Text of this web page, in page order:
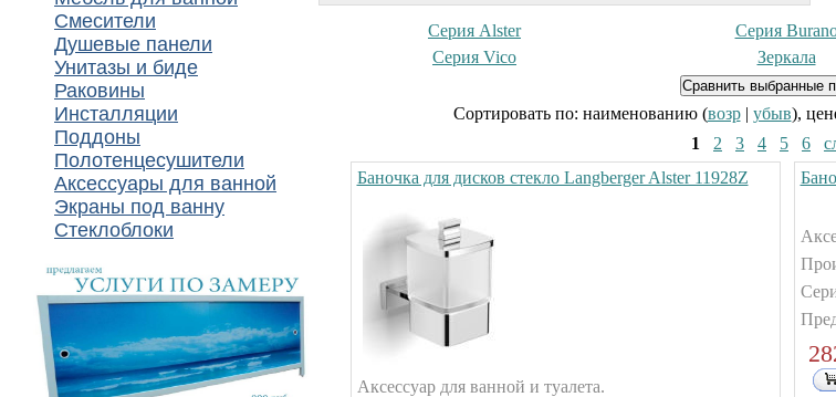
Смесители
Душевые панели
Унитазы и биде
Раковины
Инсталляции
Поддоны
Полотенцесушители
Аксессуары для ванной
Экраны под ванну
Стеклоблоки
Серия Alster Серия
Серия Vico
Зеркала
Сортировать по: наименованию (возр| убыв),
1
2 3 4 5 6
Баночка для дисков стекло Langberger Alster 11928Z
Аксессуар для ванной и туалета.